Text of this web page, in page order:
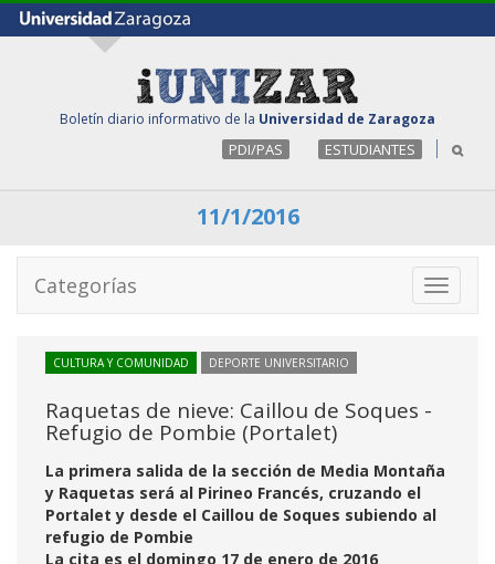
Boletín diario informativo de la Universidad de Zaragoza
PDI/PAS ESTUDIANTES
11/1/2016
Toggle
Categorías
CULTURA Y COMUNIDAD DEPORTE UNIVERSITARIO
Raquetas de nieve: Caillou de Soques -
Refugio de Pombie (Portalet)
La primera salida de la sección de Media Montaña
y Raquetas será al Pirineo Francés, cruzando el
Portalet y desde el Caillou de Soques subiendo al
refugio de Pombie
La cita es el domingo 17 de enero de 2016